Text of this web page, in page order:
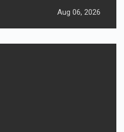
Aug 06, 2026